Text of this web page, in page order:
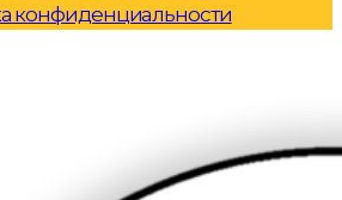
конфиденциальности